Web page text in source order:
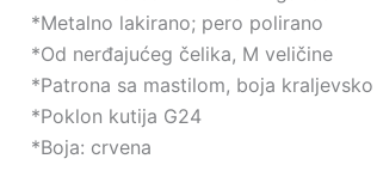
*Metalno lakirano; pero polirano
*Od nerđajućeg čelika, M veličine
*Patrona sa mastilom, boja
*Poklon kutija G24
*Boja: crvena